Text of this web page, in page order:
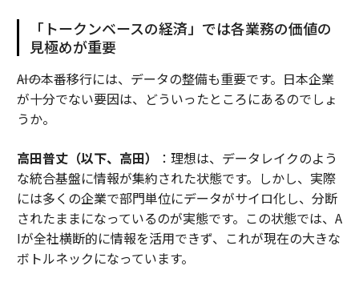
「トークンベースの経済」では各業務の価値の
見極めが重要
――AIの本番移行には、データの整備も重要です。日本企業
が十分でない要因は、どういったところにあるのでしょ
うか。
高田普丈（以下、高田）
：理想は、データレイクのよう
な統合基盤に情報が集約された状態です。しかし、実際
には多くの企業で部門単位にデータがサイロ化し、分断
されたままになっているのが実態です。この状態では、A
Iが全社横断的に情報を活用できず、これが現在の大きな
ボトルネックになっています。